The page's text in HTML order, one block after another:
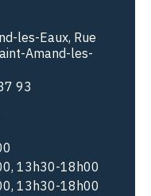
les-Eaux, Rue
Amand-les-
93
13h30-18h00
13h30-18h00